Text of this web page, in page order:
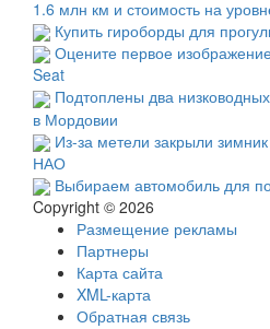
1.6 млн км и стоимость на
Купить гироборды для
Оцените первое изображение
Seat
Подтоплены два
в Мордовии
Из-за метели закрыли
НАО
Выбираем автомобиль для
Copyright © 2026
Размещение рекламы
Партнеры
Карта сайта
XML-карта
Обратная связь